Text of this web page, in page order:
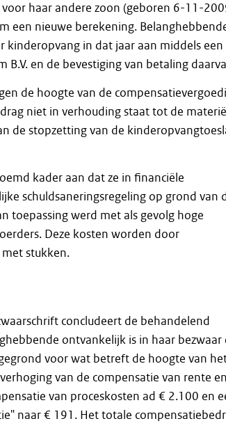
haar andere zoon (geboren 6-11-
een nieuwe berekening.
in dat jaar aan middels een
B.V. en de bevestiging van betaling
de hoogte van de
niet in verhouding staat tot de
de stopzetting van de
kader aan dat ze in financiële
schuldsaneringsregeling op grond van
toepassing werd met als gevolg hoge
Deze kosten worden door
stukken.
concludeert de behandelend
ontvankelijk is in haar bezwaar
voor wat betreft de hoogte van
van de compensatie van rente en
van proceskosten ad € 2.100 en
naar € 191. Het totale